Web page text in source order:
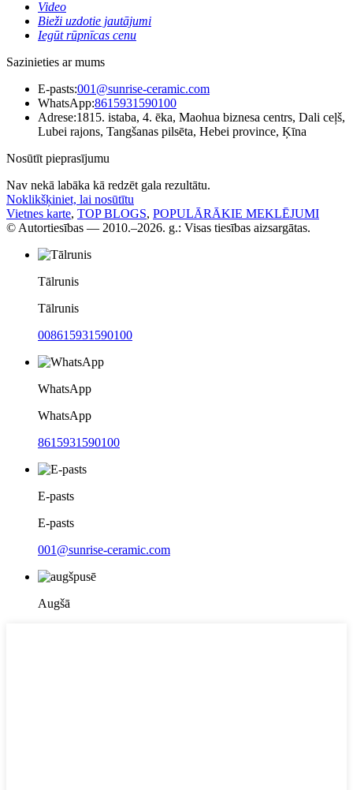
Video
Bieži uzdotie jautājumi
Iegūt rūpnīcas cenu
Sazinieties ar mums
E-pasts:001@sunrise-ceramic.com
WhatsApp:8615931590100
Adrese:1815. istaba, 4. ēka, Maohua biznesa centrs, Dali ceļš,
Lubei rajons, Tangšanas pilsēta, Hebei province, Ķīna
Nosūtīt pieprasījumu
Nav nekā labāka kā redzēt gala rezultātu.
Noklikšķiniet, lai nosūtītu
Vietnes karte, TOP BLOGS, POPULĀRĀKIE MEKLĒJUMI
© Autortiesības — 2010.–2026. g.: Visas tiesības aizsargātas.
Tālrunis
Tālrunis
008615931590100
WhatsApp
WhatsApp
8615931590100
E-pasts
E-pasts
001@sunrise-ceramic.com
Augšā